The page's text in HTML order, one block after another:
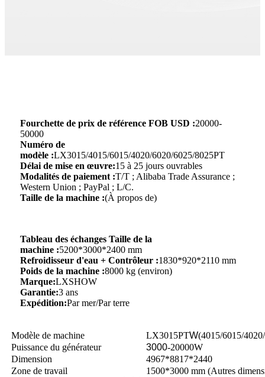
Fourchette de prix de référence FOB USD :20000-
50000
Numéro de
modèle :LX3015/4015/6015/4020/6020/6025/8025PT
Délai de mise en œuvre:15 à 25 jours ouvrables
Modalités de paiement :T/T ; Alibaba Trade Assurance ;
Western Union ; PayPal ; L/C.
Taille de la machine :(À propos de)
Tableau des échanges Taille de la
machine :5200*3000*2400 mm
Refroidisseur d'eau + Contrôleur :1830*920*2110 mm
Poids de la machine :8000 kg (environ)
Marque:LXSHOW
Garantie:3 ans
Expédition:Par mer/Par terre
Modèle de machine LX3015PTW(4015/6015/
Puissance du générateur
3000-20000W
Dimension
4967*8817*2440
Zone de travail
1500*3000 mm (Autres